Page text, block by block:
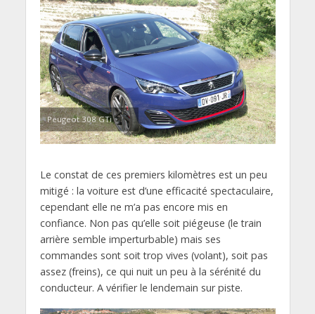
Peugeot 308 GTi
Le constat de ces premiers kilomètres est un peu
mitigé : la voiture est d’une efficacité spectaculaire,
cependant elle ne m’a pas encore mis en
confiance. Non pas qu’elle soit piégeuse (le train
arrière semble imperturbable) mais ses
commandes sont soit trop vives (volant), soit pas
assez (freins), ce qui nuit un peu à la sérénité du
conducteur. A vérifier le lendemain sur piste.